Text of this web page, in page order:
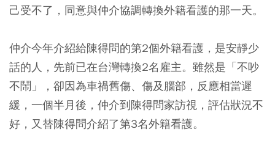
己受不了，同意與仲介協調轉換外籍看護的那一天。
仲介今年介紹給陳得問的第2個外籍看護，是安靜少
話的人，先前已在台灣轉換2名雇主。雖然是「不吵
不鬧」，卻因為車禍舊傷、傷及腦部，反應相當遲
緩，一個半月後，仲介到陳得問家訪視，評估狀況不
好，又替陳得問介紹了第3名外籍看護。